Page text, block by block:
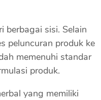
berbagai sisi. Selain
peluncuran produk ke
memenuhi standar
produk.
yang memiliki